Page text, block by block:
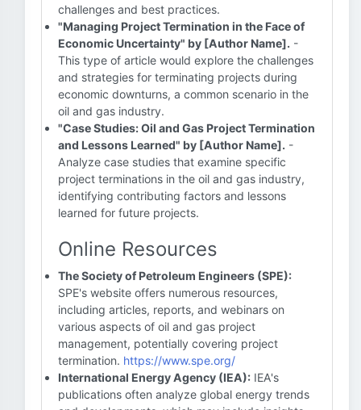
challenges and best practices.
"Managing Project Termination in the Face of
Economic Uncertainty" by [Author Name]. -
This type of article would explore the challenges
and strategies for terminating projects during
economic downturns, a common scenario in the
oil and gas industry.
"Case Studies: Oil and Gas Project Termination
and Lessons Learned" by [Author Name]. -
Analyze case studies that examine specific
project terminations in the oil and gas industry,
identifying contributing factors and lessons
learned for future projects.
Online Resources
The Society of Petroleum Engineers (SPE):
SPE's website offers numerous resources,
including articles, reports, and webinars on
various aspects of oil and gas project
management, potentially covering project
termination. https://www.spe.org/
International Energy Agency (IEA): IEA's
publications often analyze global energy trends